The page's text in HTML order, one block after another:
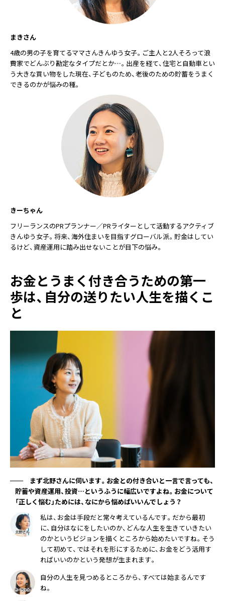
まきさん
4歳の男の子を育てるママさんきんゆう女子。ご主人と2人そろって浪
費家でどんぶり勘定なタイプだとか…。出産を経て、住宅と自動車とい
う大きな買い物をした現在、子どものため、老後のための貯蓄をうまく
できるのかが悩みの種。
きーちゃん
フリーランスのPRプランナー／PRライターとして活動するアクティブ
きんゆう女子。将来、海外住まいを目指すグローバル派。貯金はしてい
るけど、資産運用に踏み出せないことが目下の悩み。
お金とうまく付き合うための第一
歩は、自分の送りたい人生を描くこ
と
まず北野さんに伺います。お金との付き合いと一言で言っても、
貯蓄や資産運用、投資…というふうに幅広いですよね。お金について
「正しく悩む」ためには、なにから悩めばいいんでしょう？
私は、お金は手段だと常々考えているんです。だから最初
に、自分はなにをしたいのか、どんな人生を生きていきたい
のかというビジョンを描くところから始めたいですね。そう
して初めて、ではそれを形にするために、お金をどう活用す
ればいいのかという発想が生まれます。
自分の人生を見つめるところから、すべては始まるんです
ね。